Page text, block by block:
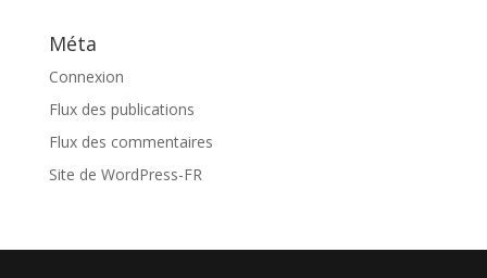
Méta
Connexion
Flux des publications
Flux des commentaires
Site de WordPress-FR